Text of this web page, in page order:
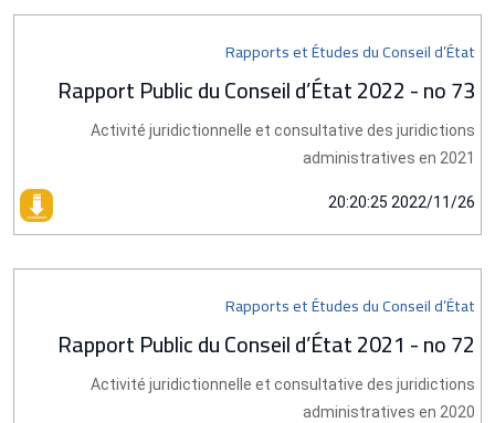
Rapports et Études du Conseil d’État
Rapport Public du Conseil d’État 2022 - no 73
Activité juridictionnelle et consultative des juridictions
administratives en 2021
2022/11/26 20:20:25
Rapports et Études du Conseil d’État
Rapport Public du Conseil d’État 2021 - no 72
Activité juridictionnelle et consultative des juridictions
administratives en 2020